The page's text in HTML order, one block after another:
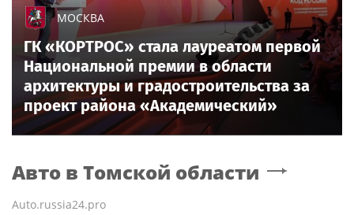
МОСКВА
ГК «КОРТРОС» стала лауреатом первой
Национальной премии в области
архитектуры и градостроительства за
проект района «Академический»
Авто в Томской области
Auto.russia24.pro